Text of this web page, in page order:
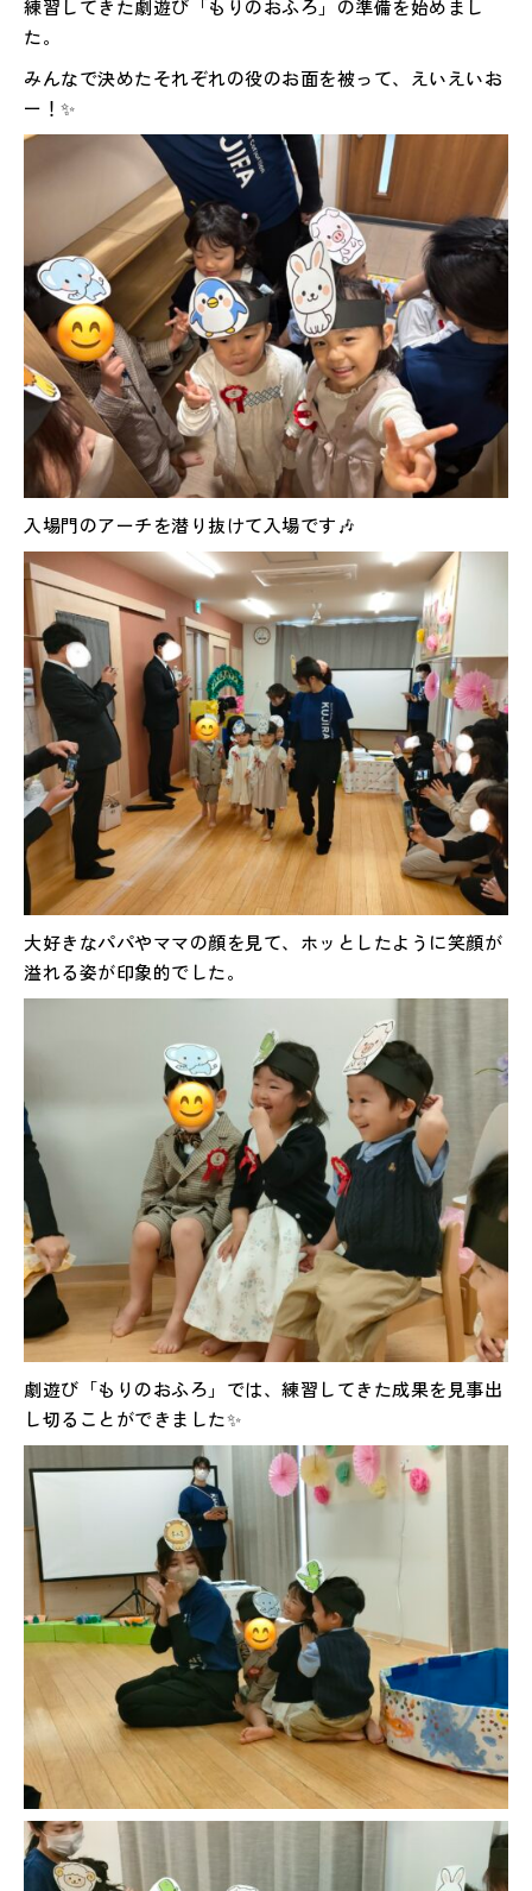
練習してきた劇遊び「もりのおふろ」の準備を始めまし
た。
みんなで決めたそれぞれの役のお面を被って、えいえいお
ー！✨
入場門のアーチを潜り抜けて入場です🎶
大好きなパパやママの顔を見て、ホッとしたように笑顔が
溢れる姿が印象的でした。
劇遊び「もりのおふろ」では、練習してきた成果を見事出
し切ることができました✨